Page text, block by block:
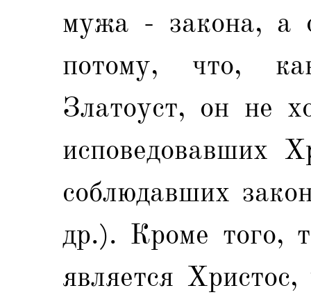
мужа - закона, а
потому, что,
Златоуст, он не
исповедовавших
соблюдавших
др.). Кроме того,
является